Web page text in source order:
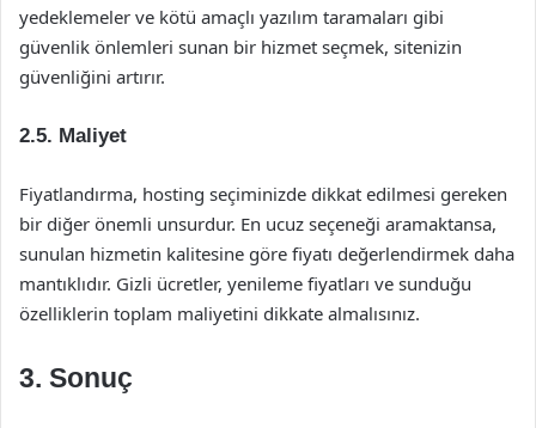
yedeklemeler ve kötü amaçlı yazılım taramaları gibi
güvenlik önlemleri sunan bir hizmet seçmek, sitenizin
güvenliğini artırır.
2.5. Maliyet
Fiyatlandırma, hosting seçiminizde dikkat edilmesi gereken
bir diğer önemli unsurdur. En ucuz seçeneği aramaktansa,
sunulan hizmetin kalitesine göre fiyatı değerlendirmek daha
mantıklıdır. Gizli ücretler, yenileme fiyatları ve sunduğu
özelliklerin toplam maliyetini dikkate almalısınız.
3. Sonuç